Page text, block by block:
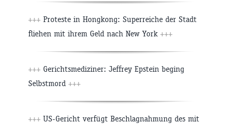
+++ Proteste in Hongkong: Superreiche der Stadt
fliehen mit ihrem Geld nach New York +++
+++ Gerichtsmediziner: Jeffrey Epstein beging
Selbstmord +++
+++ US-Gericht verfügt Beschlagnahmung des mit